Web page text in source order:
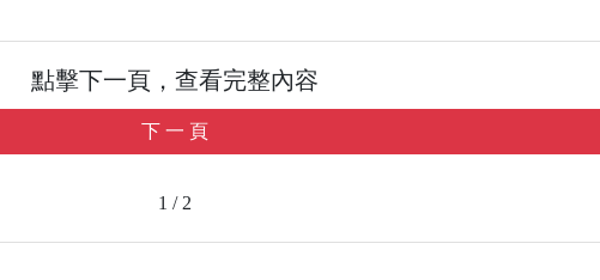
點擊下一頁，查看完整內容
下 一 頁
1 / 2